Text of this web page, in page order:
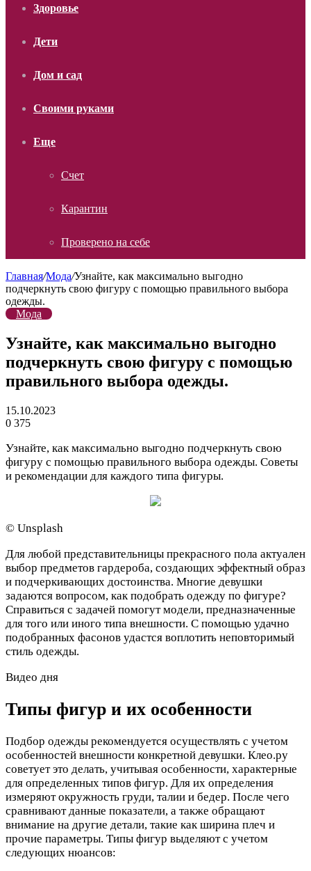
Здоровье
Дети
Дом и сад
Своими руками
Еще
Счет
Карантин
Проверено на себе
Главная/Мода/Узнайте, как максимально выгодно
подчеркнуть свою фигуру с помощью правильного выбора
одежды.
Мода
Узнайте, как максимально выгодно
подчеркнуть свою фигуру с помощью
правильного выбора одежды.
15.10.2023
0 375
Узнайте, как максимально выгодно подчеркнуть свою
фигуру с помощью правильного выбора одежды. Советы
и рекомендации для каждого типа фигуры.
© Unsplash
Для любой представительницы прекрасного пола актуален
выбор предметов гардероба, создающих эффектный образ
и подчеркивающих достоинства. Многие девушки
задаются вопросом, как подобрать одежду по фигуре?
Справиться с задачей помогут модели, предназначенные
для того или иного типа внешности. С помощью удачно
подобранных фасонов удастся воплотить неповторимый
стиль одежды.
Видео дня
Типы фигур и их особенности
Подбор одежды рекомендуется осуществлять с учетом
особенностей внешности конкретной девушки. Клео.ру
советует это делать, учитывая особенности, характерные
для определенных типов фигур. Для их определения
измеряют окружность груди, талии и бедер. После чего
сравнивают данные показатели, а также обращают
внимание на другие детали, такие как ширина плеч и
прочие параметры. Типы фигур выделяют с учетом
следующих нюансов: